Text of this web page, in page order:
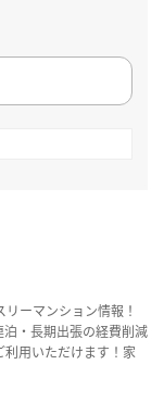
ーマンション情報！
・長期出張の経費削減
用いただけます！家